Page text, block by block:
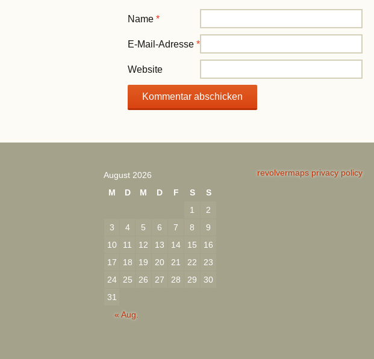
Name *
E-Mail-Adresse *
Website
August 2026
M
D M D F S
S
1
2
3
4 5 6 7 8
9
10
11 12 13 14 15
16
17
18 19 20 21 22
23
24
25 26 27 28 29
30
31
« Aug.
revolvermaps privacy policy